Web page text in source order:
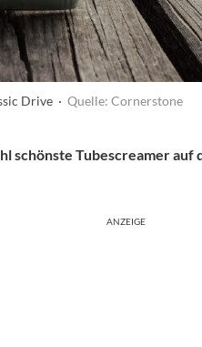
Drive · Quelle: Cornerstone
schönste Tubescreamer auf
ANZEIGE